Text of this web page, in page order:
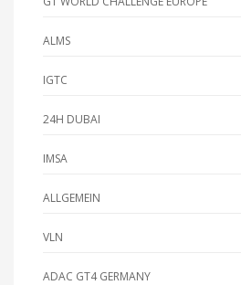
ALMS
IGTC
24H DUBAI
IMSA
ALLGEMEIN
VLN
ADAC GT4 GERMANY